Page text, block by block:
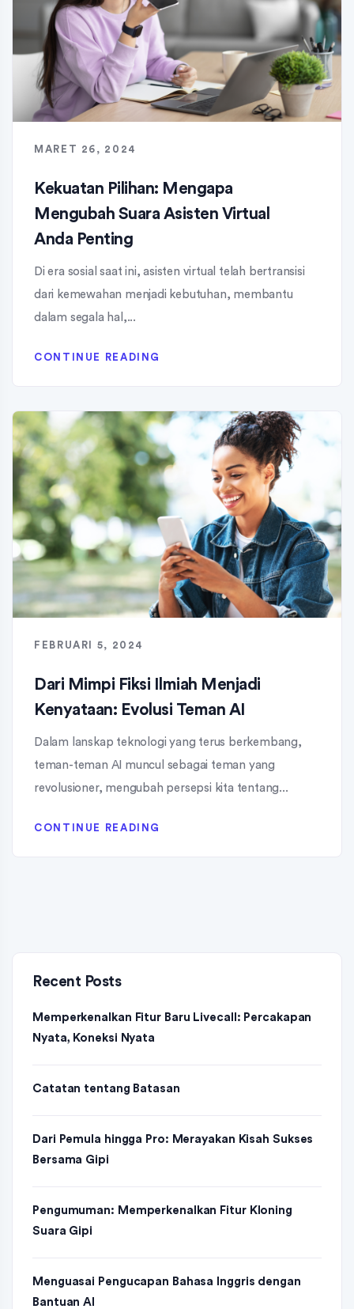
MARET 26, 2024
Kekuatan Pilihan: Mengapa
Mengubah Suara Asisten Virtual
Anda Penting
Di era sosial saat ini, asisten virtual telah bertransisi
dari kemewahan menjadi kebutuhan, membantu
dalam segala hal,...
CONTINUE READING
FEBRUARI 5, 2024
Dari Mimpi Fiksi Ilmiah Menjadi
Kenyataan: Evolusi Teman AI
Dalam lanskap teknologi yang terus berkembang,
teman-teman AI muncul sebagai teman yang
revolusioner, mengubah persepsi kita tentang...
CONTINUE READING
Recent Posts
Memperkenalkan Fitur Baru Livecall: Percakapan
Nyata, Koneksi Nyata
Catatan tentang Batasan
Dari Pemula hingga Pro: Merayakan Kisah Sukses
Bersama Gipi
Pengumuman: Memperkenalkan Fitur Kloning
Suara Gipi
Menguasai Pengucapan Bahasa Inggris dengan
Bantuan AI